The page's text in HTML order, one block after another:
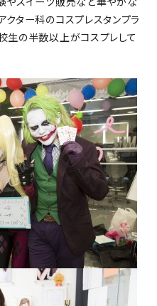
クター科のコスプレスタンプラ
生の半数以上がコスプレして